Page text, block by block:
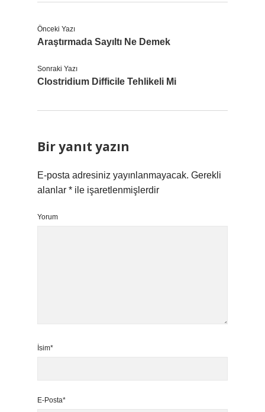
Önceki Yazı
Araştırmada Sayıltı Ne Demek
Sonraki Yazı
Clostridium Difficile Tehlikeli Mi
Bir yanıt yazın
E-posta adresiniz yayınlanmayacak. Gerekli
alanlar * ile işaretlenmişlerdir
Yorum
İsim*
E-Posta*